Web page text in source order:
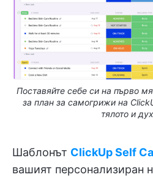
Поставяйте себе си на първо
за план за самогрижи на
тялото и
Шаблонът ClickUp Self
вашият персонализиран